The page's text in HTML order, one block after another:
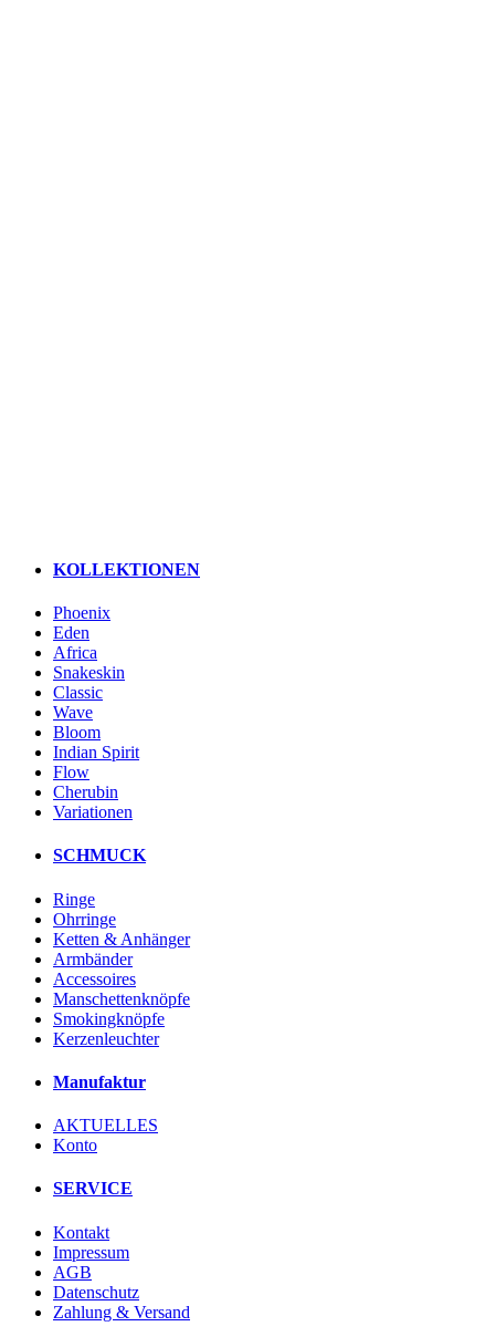
KOLLEKTIONEN
Phoenix
Eden
Africa
Snakeskin
Classic
Wave
Bloom
Indian Spirit
Flow
Cherubin
Variationen
SCHMUCK
Ringe
Ohrringe
Ketten & Anhänger
Armbänder
Accessoires
Manschettenknöpfe
Smokingknöpfe
Kerzenleuchter
Manufaktur
AKTUELLES
Konto
SERVICE
Kontakt
Impressum
AGB
Datenschutz
Zahlung & Versand